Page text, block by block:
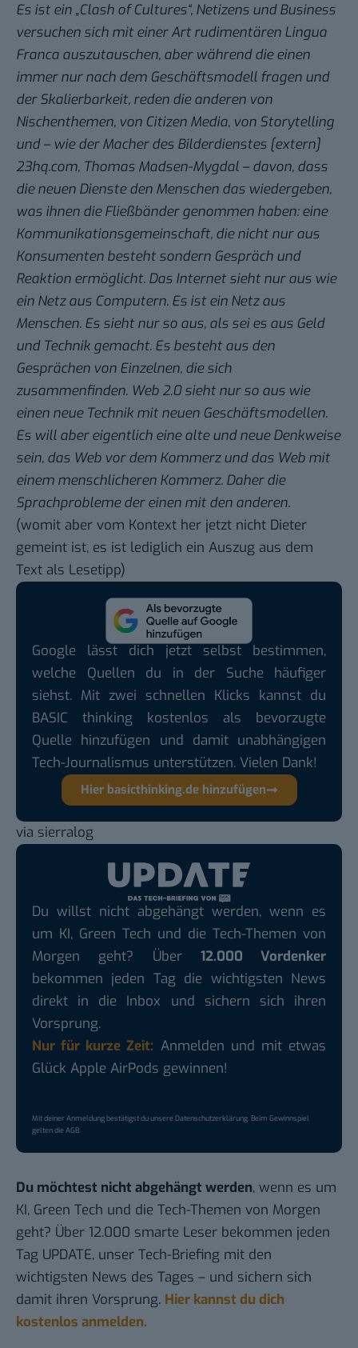
Es ist ein „Clash of Cultures“, Netizens und Business
versuchen sich mit einer Art rudimentären Lingua
Franca auszutauschen, aber während die einen
immer nur nach dem Geschäftsmodell fragen und
der Skalierbarkeit, reden die anderen von
Nischenthemen, von Citizen Media, von Storytelling
und – wie der Macher des Bilderdienstes [extern]
23hq.com, Thomas Madsen-Mygdal – davon, dass
die neuen Dienste den Menschen das wiedergeben,
was ihnen die Fließbänder genommen haben: eine
Kommunikationsgemeinschaft, die nicht nur aus
Konsumenten besteht sondern Gespräch und
Reaktion ermöglicht. Das Internet sieht nur aus wie
ein Netz aus Computern. Es ist ein Netz aus
Menschen. Es sieht nur so aus, als sei es aus Geld
und Technik gemacht. Es besteht aus den
Gesprächen von Einzelnen, die sich
zusammenfinden. Web 2.0 sieht nur so aus wie
einen neue Technik mit neuen Geschäftsmodellen.
Es will aber eigentlich eine alte und neue Denkweise
sein, das Web vor dem Kommerz und das Web mit
einem menschlicheren Kommerz. Daher die
Sprachprobleme der einen mit den anderen.
(womit aber vom Kontext her jetzt nicht Dieter
gemeint ist, es ist lediglich ein Auszug aus dem
Text als Lesetipp)
Google lässt dich jetzt selbst bestimmen,
welche Quellen du in der Suche häufiger
siehst. Mit zwei schnellen Klicks kannst du
BASIC thinking kostenlos als bevorzugte
Quelle hinzufügen und damit unabhängigen
Tech-Journalismus unterstützen. Vielen Dank!
Hier basicthinking.de hinzufügen
via sierralog
Du willst nicht abgehängt werden, wenn es
um KI, Green Tech und die Tech-Themen von
Morgen geht? Über 12.000 Vordenker
bekommen jeden Tag die wichtigsten News
direkt in die Inbox und sichern sich ihren
Vorsprung.
Nur für kurze Zeit: Anmelden und mit etwas
Glück Apple AirPods gewinnen!
Mit deiner Anmeldung bestätigst du unsereDatenschutzerklärung. Beim Gewinnspiel
gelten dieAGB.
Du möchtest nicht abgehängt werden, wenn es um
KI, Green Tech und die Tech-Themen von Morgen
geht? Über 12.000 smarte Leser bekommen jeden
Tag UPDATE, unser Tech-Briefing mit den
wichtigsten News des Tages – und sichern sich
damit ihren Vorsprung. Hier kannst du dich
kostenlos anmelden.